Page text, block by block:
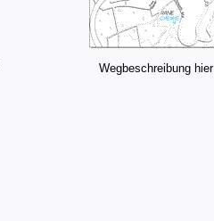
Wegbeschreibung hier